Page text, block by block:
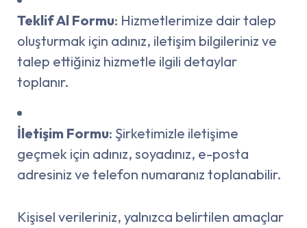
Teklif Al Formu: Hizmetlerimize dair talep
oluşturmak için adınız, iletişim bilgileriniz ve
talep ettiğiniz hizmetle ilgili detaylar
toplanır.
İletişim Formu: Şirketimizle iletişime
geçmek için adınız, soyadınız, e-posta
adresiniz ve telefon numaranız toplanabilir.
Kişisel verileriniz, yalnızca belirtilen amaçlar